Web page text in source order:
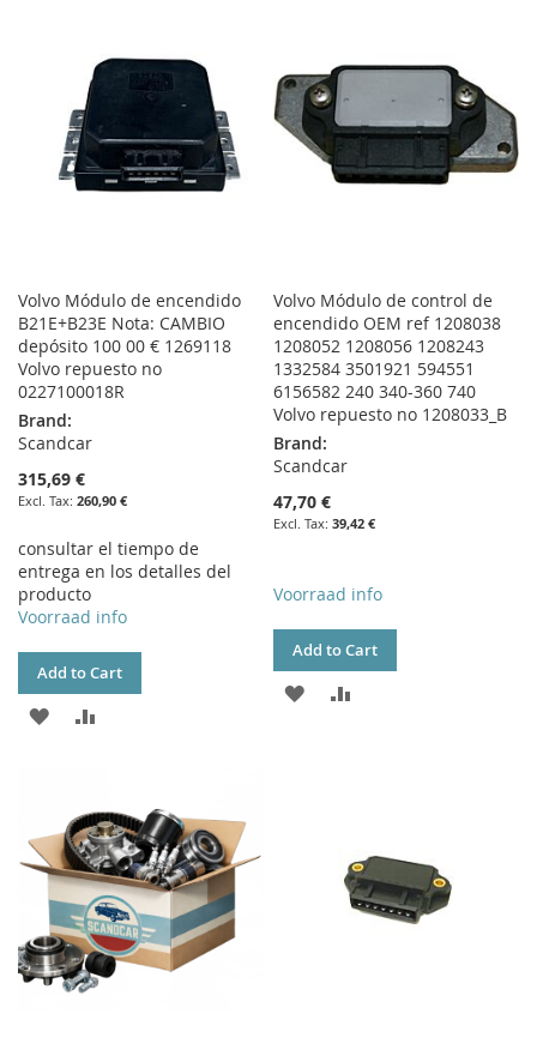
LIST
Volvo Módulo de encendido
B21E+B23E Nota: CAMBIO
depósito 100 00 € 1269118
Volvo repuesto no
0227100018R
Brand:
Scandcar
315,69 €
260,90 €
consultar el tiempo de
entrega en los detalles del
producto
Voorraad info
Add to Cart
ADD
LIST
Volvo Módulo de control de
encendido OEM ref 1208038
1208052 1208056 1208243
1332584 3501921 594551
6156582 240 340-360 740
Volvo repuesto no 1208033_B
Brand:
Scandcar
47,70 €
39,42 €
Voorraad info
Add to Cart
ADD